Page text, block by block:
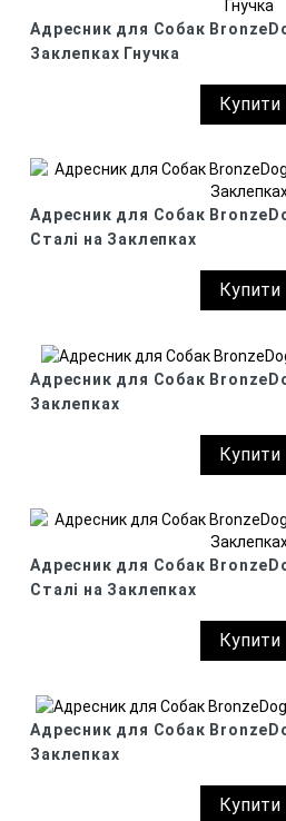
Адресник для Собак
Заклепках Гнучка
Купити
Адресник для Собак
Сталі на Заклепках
Купити
Адресник для Собак
Заклепках
Купити
Адресник для Собак
Сталі на Заклепках
Купити
Адресник для Собак
Заклепках
Купити